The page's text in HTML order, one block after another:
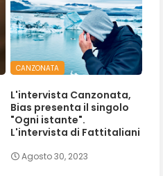
CANZONATA
L'intervista Canzonata,
Bias presenta il singolo
"Ogni istante".
L'intervista di Fattitaliani
Agosto 30, 2023